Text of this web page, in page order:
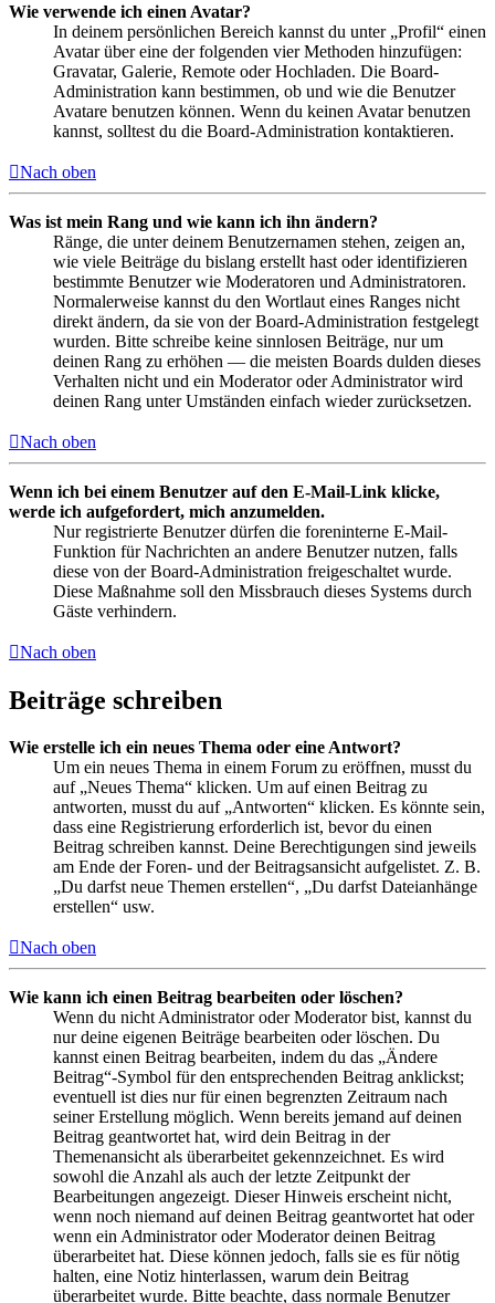
Wie verwende ich einen Avatar?
In deinem persönlichen Bereich kannst du unter „Profil“ einen
Avatar über eine der folgenden vier Methoden hinzufügen:
Gravatar, Galerie, Remote oder Hochladen. Die Board-
Administration kann bestimmen, ob und wie die Benutzer
Avatare benutzen können. Wenn du keinen Avatar benutzen
kannst, solltest du die Board-Administration kontaktieren.
Nach oben
Was ist mein Rang und wie kann ich ihn ändern?
Ränge, die unter deinem Benutzernamen stehen, zeigen an,
wie viele Beiträge du bislang erstellt hast oder identifizieren
bestimmte Benutzer wie Moderatoren und Administratoren.
Normalerweise kannst du den Wortlaut eines Ranges nicht
direkt ändern, da sie von der Board-Administration festgelegt
wurden. Bitte schreibe keine sinnlosen Beiträge, nur um
deinen Rang zu erhöhen — die meisten Boards dulden dieses
Verhalten nicht und ein Moderator oder Administrator wird
deinen Rang unter Umständen einfach wieder zurücksetzen.
Nach oben
Wenn ich bei einem Benutzer auf den E-Mail-Link klicke,
werde ich aufgefordert, mich anzumelden.
Nur registrierte Benutzer dürfen die foreninterne E-Mail-
Funktion für Nachrichten an andere Benutzer nutzen, falls
diese von der Board-Administration freigeschaltet wurde.
Diese Maßnahme soll den Missbrauch dieses Systems durch
Gäste verhindern.
Nach oben
Beiträge schreiben
Wie erstelle ich ein neues Thema oder eine Antwort?
Um ein neues Thema in einem Forum zu eröffnen, musst du
auf „Neues Thema“ klicken. Um auf einen Beitrag zu
antworten, musst du auf „Antworten“ klicken. Es könnte sein,
dass eine Registrierung erforderlich ist, bevor du einen
Beitrag schreiben kannst. Deine Berechtigungen sind jeweils
am Ende der Foren- und der Beitragsansicht aufgelistet. Z. B.
„Du darfst neue Themen erstellen“, „Du darfst Dateianhänge
erstellen“ usw.
Nach oben
Wie kann ich einen Beitrag bearbeiten oder löschen?
Wenn du nicht Administrator oder Moderator bist, kannst du
nur deine eigenen Beiträge bearbeiten oder löschen. Du
kannst einen Beitrag bearbeiten, indem du das „Ändere
Beitrag“-Symbol für den entsprechenden Beitrag anklickst;
eventuell ist dies nur für einen begrenzten Zeitraum nach
seiner Erstellung möglich. Wenn bereits jemand auf deinen
Beitrag geantwortet hat, wird dein Beitrag in der
Themenansicht als überarbeitet gekennzeichnet. Es wird
sowohl die Anzahl als auch der letzte Zeitpunkt der
Bearbeitungen angezeigt. Dieser Hinweis erscheint nicht,
wenn noch niemand auf deinen Beitrag geantwortet hat oder
wenn ein Administrator oder Moderator deinen Beitrag
überarbeitet hat. Diese können jedoch, falls sie es für nötig
halten, eine Notiz hinterlassen, warum dein Beitrag
überarbeitet wurde. Bitte beachte, dass normale Benutzer